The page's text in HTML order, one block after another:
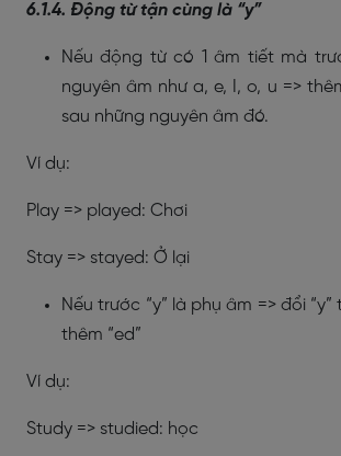
6.1.4. Động từ tận cùng là “y”
Nếu động từ có 1 âm tiết mà
nguyên âm như a, e, I, o, u =>
sau những nguyên âm đó.
Ví dụ:
Play => played: Chơi
Stay => stayed: Ở lại
Nếu trước “y” là phụ âm => đổi “y”
thêm “ed”
Ví dụ:
Study => studied: học